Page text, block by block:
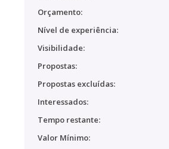
Orçamento:
Nível de experiência:
Visibilidade:
Propostas:
Propostas excluídas:
Interessados:
Tempo restante:
Valor Mínimo: